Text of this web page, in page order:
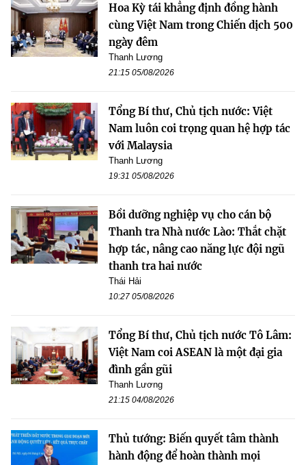
Hoa Kỳ tái khẳng định đồng hành
cùng Việt Nam trong Chiến dịch 500
ngày đêm
Thanh Lương
21:15 05/08/2026
Tổng Bí thư, Chủ tịch nước: Việt
Nam luôn coi trọng quan hệ hợp tác
với Malaysia
Thanh Lương
19:31 05/08/2026
Bồi dưỡng nghiệp vụ cho cán bộ
Thanh tra Nhà nước Lào: Thắt chặt
hợp tác, nâng cao năng lực đội ngũ
thanh tra hai nước
Thái Hải
10:27 05/08/2026
Tổng Bí thư, Chủ tịch nước Tô Lâm:
Việt Nam coi ASEAN là một đại gia
đình gần gũi
Thanh Lương
21:15 04/08/2026
Thủ tướng: Biến quyết tâm thành
hành động để hoàn thành mọi